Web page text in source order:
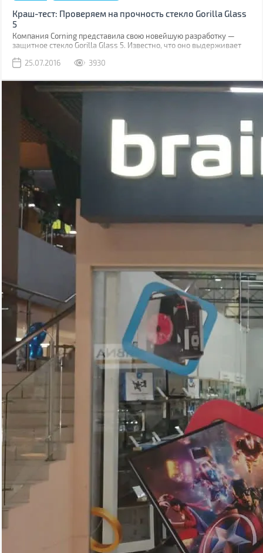
Краш-тест: Проверяем на прочность стекло Gorilla Glass
5
Компания Corning представила свою новейшую разработку —
защитное стекло Gorilla Glass 5. Известно, что оно выдерживает
Как правило, большинство из них происходит при фотосессиях
25.07.2016 3930